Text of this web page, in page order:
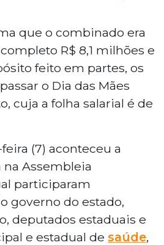
que o combinado era
R$ 8,1 milhões e
feito em partes, os
o Dia das Mães
cuja a folha salarial é de
(7) aconteceu a
Assembleia
participaram
governo do estado,
deputados estaduais e
e estadual de saúde,